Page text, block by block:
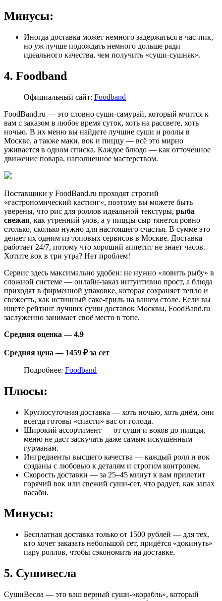
Минусы:
Иногда доставка может немного задержаться в час-пик,
но уж лучше подождать немного дольше ради
идеального качества, чем получить «суши-сушняк».
4. Foodband
Официальный сайт: Foodband
FoodBand.ru — это словно суши-самурай, который мчится к
вам с заказом в любое время суток, хоть на рассвете, хоть
ночью. В их меню вы найдете лучшие суши и роллы в
Москве, а также маки, вок и пиццу — всё это мирно
уживается в одном списка. Каждое блюдо — как отточенное
движение повара, наполненное мастерством.
Поставщики у FoodBand.ru проходят строгий
«гастрономический кастинг», поэтому вы можете быть
уверены, что рис для роллов идеальной текстуры, рыба
свежая, как утренний улов, а у пиццы сыр тянется ровно
столько, сколько нужно для настоящего счастья. В сумме это
делает их одним из топовых сервисов в Москве. Доставка
работает 24/7, потому что хороший аппетит не знает часов.
Хотите вок в три утра? Нет проблем!
Сервис здесь максимально удобен: не нужно «ловить рыбу» в
сложной системе — онлайн-заказ интуитивно прост, а блюда
приходят в фирменной упаковке, которая сохраняет тепло и
свежесть, как истинный саке-гриль на вашем столе. Если вы
ищете рейтинг лучших суши доставок Москвы, FoodBand.ru
заслуженно занимает своё место в топе.
Средняя оценка — 4.9
Средняя цена — 1459 ₽ за сет
Подробнее: Foodband
Плюсы:
Круглосуточная доставка — хоть ночью, хоть днём, они
всегда готовы «спасти» вас от голода.
Широкий ассортимент — от суши и воков до пиццы,
меню не даст заскучать даже самым искушённым
гурманам.
Ингредиенты высшего качества — каждый ролл и вок
созданы с любовью к деталям и строгим контролем.
Скорость доставки — за 25–45 минут к вам прилетит
горячий вок или свежий суши-сет, что радует, как запах
васаби.
Минусы:
Бесплатная доставка только от 1500 рублей — для тех,
кто хочет заказать небольшой сет, придётся «докинуть»
пару роллов, чтобы сэкономить на доставке.
5. Сушивесла
СушиВесла — это ваш верный суши-«корабль», который